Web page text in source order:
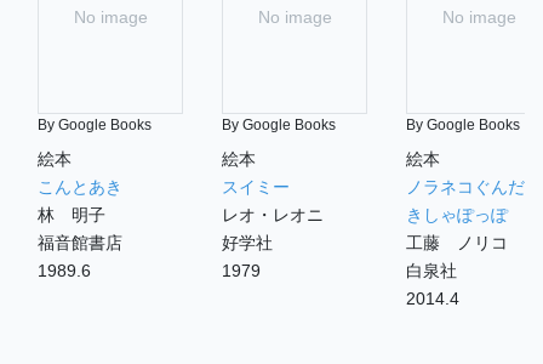
No image
By Google Books
絵本
こんとあき
林 明子
福音館書店
1989.6
No image
By Google Books
絵本
スイミー
レオ・レオニ
好学社
1979
No image
By Google Books
絵本
ノラネコぐんだん
きしゃぽっぽ
工藤 ノリコ
白泉社
2014.4